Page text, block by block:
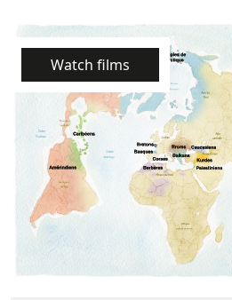
Watch films